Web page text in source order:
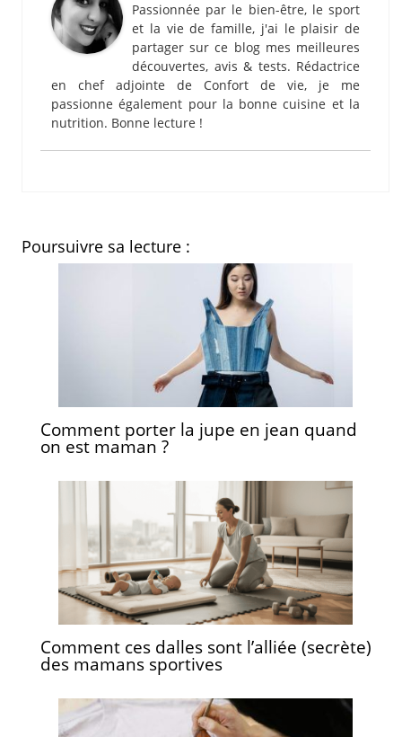
Passionnée par le bien-être, le sport
et la vie de famille, j'ai le plaisir de
partager sur ce blog mes meilleures
découvertes, avis & tests. Rédactrice
en chef adjointe de Confort de vie, je me
passionne également pour la bonne cuisine et la
nutrition. Bonne lecture !
Poursuivre sa lecture :
Comment porter la jupe en jean quand
on est maman ?
Comment ces dalles sont l’alliée (secrète)
des mamans sportives